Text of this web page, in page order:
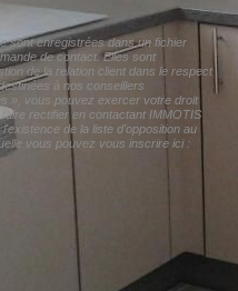
sont enregistrées dans un fichier
de contact. Elles sont
de la relation client dans le respect
à nos conseillers
», vous pouvez exercer votre droit
rectifier en contactant IMMOTIS
de la liste d'opposition au
vous pouvez vous inscrire ici :